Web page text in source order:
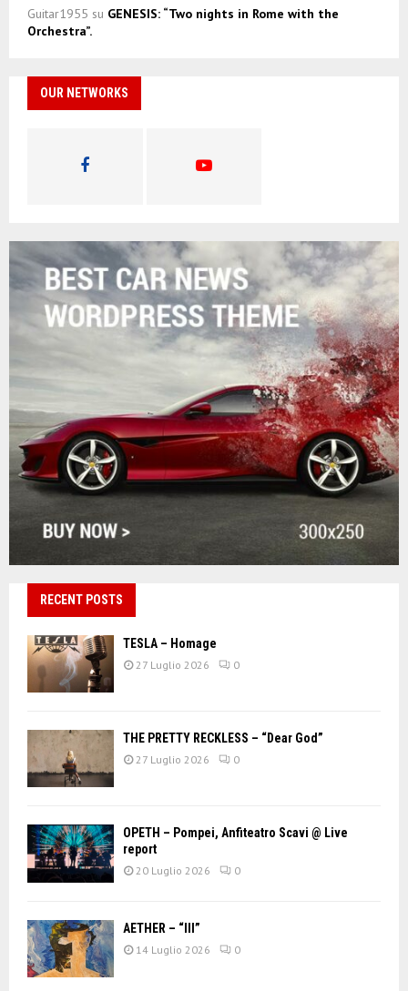
Guitar1955 su GENESIS: “Two nights in Rome with the
Orchestra”.
OUR NETWORKS
RECENT POSTS
TESLA – Homage
27 Luglio 2026 0
THE PRETTY RECKLESS – “Dear God”
27 Luglio 2026 0
OPETH – Pompei, Anfiteatro Scavi @ Live
report
20 Luglio 2026 0
AETHER – “III”
14 Luglio 2026 0